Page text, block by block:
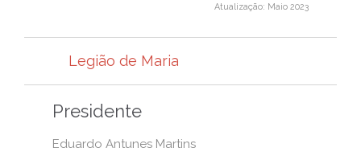
Atualização: Maio 2023
Legião de Maria
Presidente
Eduardo Antunes Martins